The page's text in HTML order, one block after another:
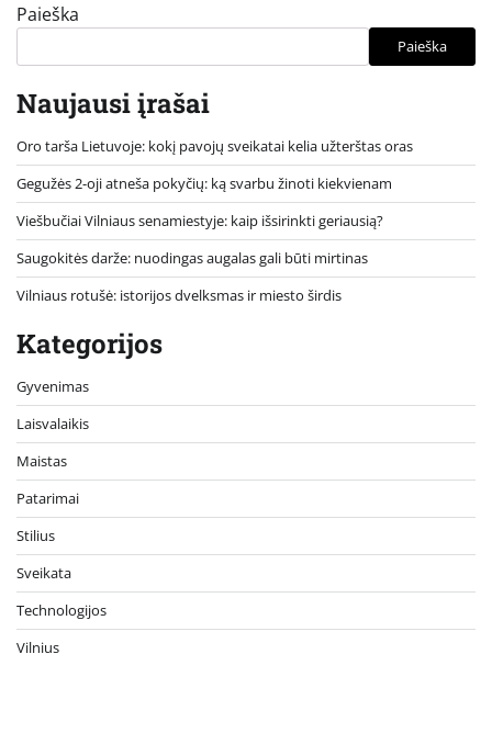
Paieška
Paieška
Naujausi įrašai
Oro tarša Lietuvoje: kokį pavojų sveikatai kelia užterštas oras
Gegužės 2-oji atneša pokyčių: ką svarbu žinoti kiekvienam
Viešbučiai Vilniaus senamiestyje: kaip išsirinkti geriausią?
Saugokitės darže: nuodingas augalas gali būti mirtinas
Vilniaus rotušė: istorijos dvelksmas ir miesto širdis
Kategorijos
Gyvenimas
Laisvalaikis
Maistas
Patarimai
Stilius
Sveikata
Technologijos
Vilnius